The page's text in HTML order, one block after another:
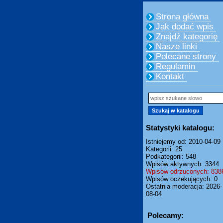
Strona główna
Jak dodać wpis
Znajdź kategorię
Nasze linki
Polecane strony
Regulamin
Kontakt
Statystyki katalogu:
Istniejemy od: 2010-04-09
Kategorii: 25
Podkategorii: 548
Wpisów aktywnych: 3344
Wpisów odrzuconych:
Wpisów oczekujących: 0
Ostatnia moderacja: 2026-
08-04
Polecamy: